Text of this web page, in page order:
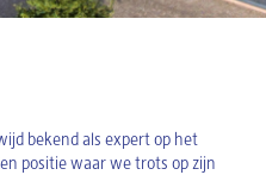
bekend als expert op het
positie waar we trots op zijn